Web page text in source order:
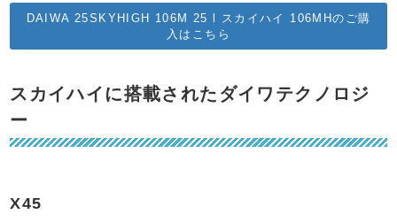
DAIWA 25SKYHIGH 106M 25 l スカイハイ 106MHのご購
入はこちら
スカイハイに搭載されたダイワテクノロジ
ー
X45